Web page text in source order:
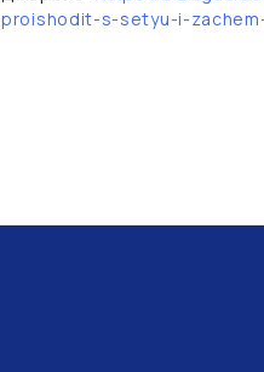
proishodit-s-setyu-i-